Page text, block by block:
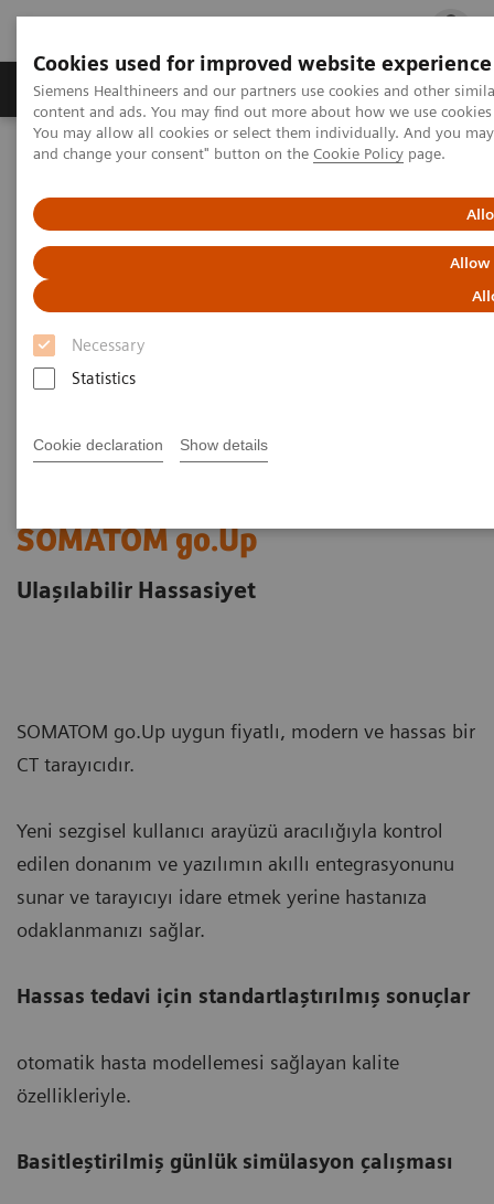
Cookies used for improved website experience
Siemens Healthineers and our partners use cookies and other
content and ads. You may find out more about how we use
You may allow all cookies or select them individually. And you
and change your consent" button on the Cookie Policy page.
Allow
Necessary
Statistics
Cookie declaration Show details
Ürün ve Hizmetler Öne Çıkanlar Sağlık
Siemens Healthineers Türkiye
Tıbbi Görüntüleme
Computed Tomography for Radiation Therapy
SOMATOM go.Up
SOMATOM go.Up
Ulaşılabilir Hassasiyet
SOMATOM go.Up uygun fiyatlı, modern ve hassas bir
CT tarayıcıdır.
Yeni sezgisel kullanıcı arayüzü aracılığıyla kontrol
edilen donanım ve yazılımın akıllı entegrasyonunu
sunar ve tarayıcıyı idare etmek yerine hastanıza
odaklanmanızı sağlar.
Hassas tedavi için standartlaştırılmış sonuçlar
otomatik hasta modellemesi sağlayan kalite
özellikleriyle.
Basitleştirilmiş günlük simülasyon çalışması